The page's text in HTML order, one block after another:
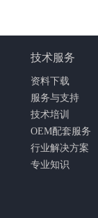
技术服务
资料下载
服务与支持
技术培训
OEM配套服务
行业解决方案
专业知识